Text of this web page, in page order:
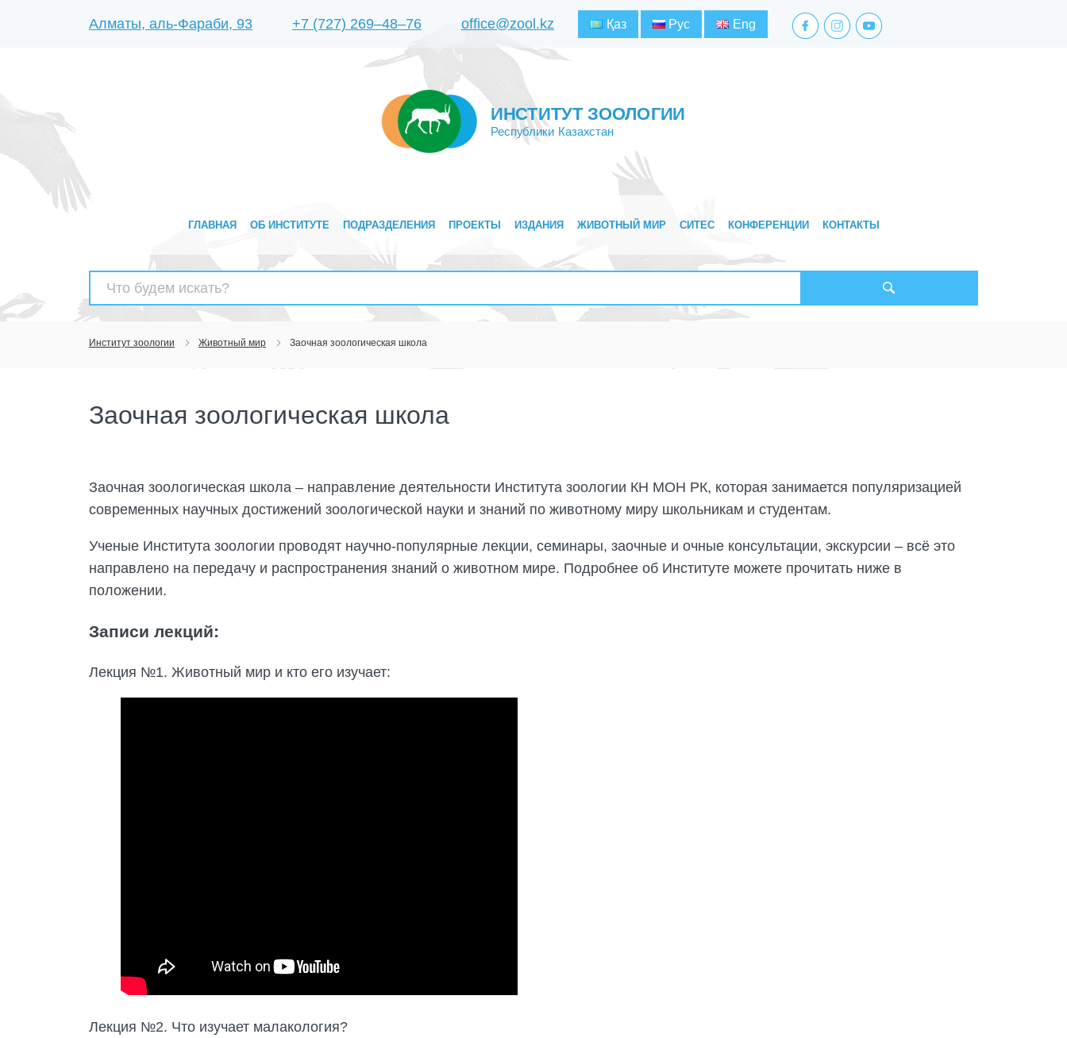
Алматы, аль-Фараби, 93 +7 (727) 269‒48‒76 office@zool.kz Қаз Рус Eng facebook.com
instagram.com
youtube.com
ИНСТИТУТ ЗООЛОГИИ
Республики Казахстан
ГЛАВНАЯ ОБ ИНСТИТУТЕ ПОДРАЗДЕЛЕНИЯ ПРОЕКТЫ ИЗДАНИЯ ЖИВОТНЫЙ МИР СИТЕС КОНФЕРЕНЦИИ КОНТАКТЫ
Найти:
Институт зоологии Животный мир Заочная зоологическая школа
Заочная зоологическая школа
Заочная зоологическая школа – направление деятельности Института зоологии КН МОН РК, которая занимается популяризацией
современных научных достижений зоологической науки и знаний по животному миру школьникам и студентам.
Ученые Института зоологии проводят научно-популярные лекции, семинары, заочные и очные консультации, экскурсии – всё это
направлено на передачу и распространения знаний о животном мире. Подробнее об Институте можете прочитать ниже в
положении.
Записи лекций:
Лекция №1. Животный мир и кто его изучает:
Лекция №2. Что изучает малакология?